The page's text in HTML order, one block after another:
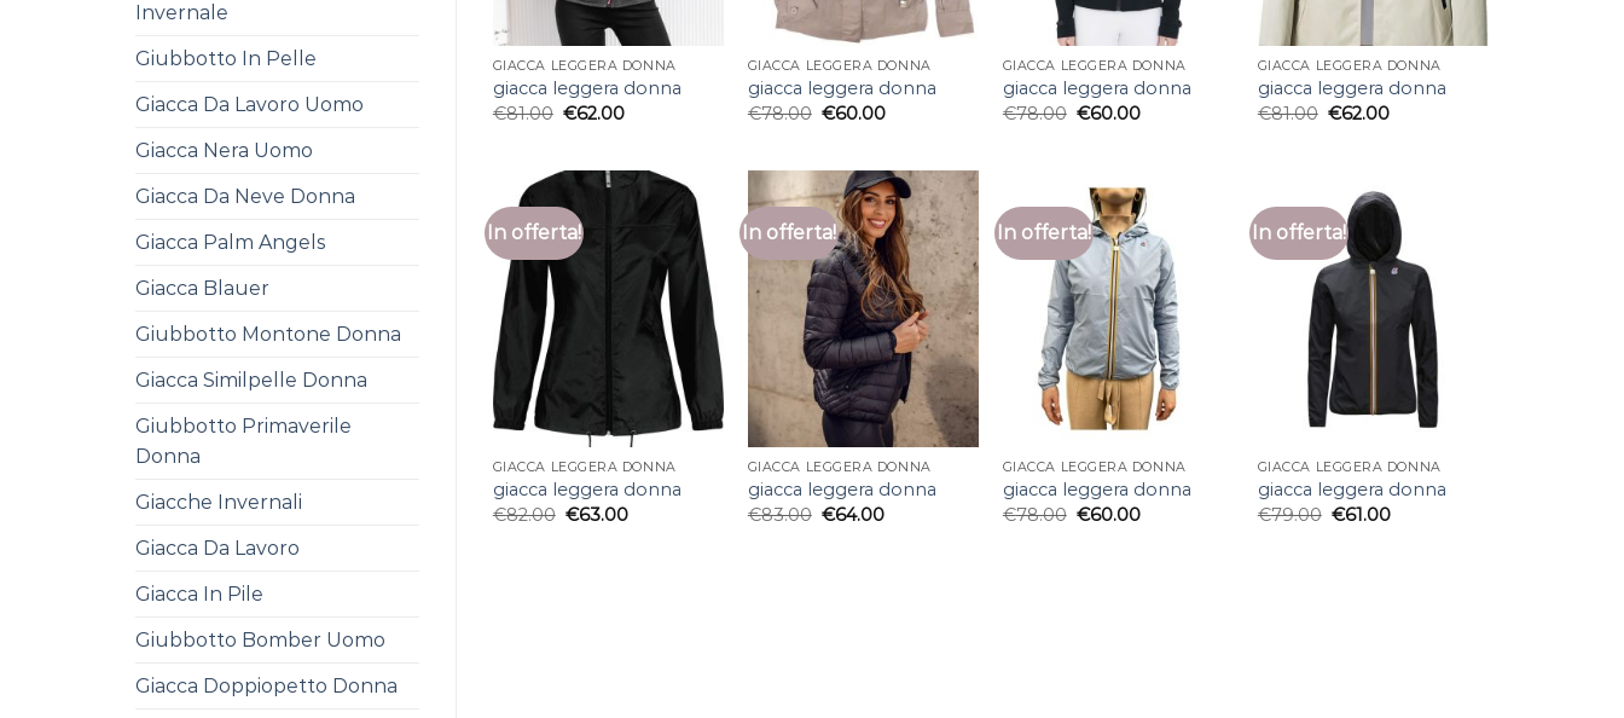
Invernale
Giubbotto In Pelle
Giacca Da Lavoro Uomo
Giacca Nera Uomo
Giacca Da Neve Donna
Giacca Palm Angels
Giacca Blauer
Giubbotto Montone Donna
Giacca Similpelle Donna
Giubbotto Primaverile
Donna
Giacche Invernali
Giacca Da Lavoro
Giacca In Pile
Giubbotto Bomber Uomo
Giacca Doppiopetto Donna
GIACCA LEGGERA DONNA
giacca leggera donna
€81.00 €62.00
GIACCA LEGGERA DONNA
giacca leggera donna
€78.00 €60.00
GIACCA LEGGERA DONNA
giacca leggera donna
€78.00 €60.00
GIACCA LEGGERA DONNA
giacca leggera donna
€81.00 €62.00
In offerta!
GIACCA LEGGERA DONNA
giacca leggera donna
€82.00 €63.00
In offerta!
GIACCA LEGGERA DONNA
giacca leggera donna
€83.00 €64.00
In offerta!
GIACCA LEGGERA DONNA
giacca leggera donna
€78.00 €60.00
In offerta!
GIACCA LEGGERA DONNA
giacca leggera donna
€79.00 €61.00